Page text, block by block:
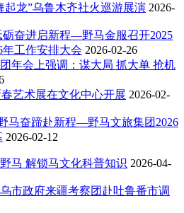
起龙”乌鲁木齐社火巡游展演 2026-
奋进启新程—野马金服召开2025
工作安排大会 2026-02-26
年会上强调：谋大局 抓大单 抢机
艺术展在文化中心开展 2026-02-
马奋蹄赴新程—野马文旅集团2026
2026-02-12
马 解锁马文化科普知识 2026-04-
市政府来疆考察团赴吐鲁番市调